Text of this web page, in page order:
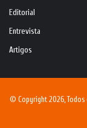
Editorial
Entrevista
Artigos
© Copyright 2026, Todos